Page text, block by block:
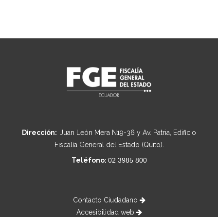
Dirección: Juan León Mera N19-36 y Av. Patria, Edificio
Fiscalía General del Estado (Quito).
Teléfono: 02 3985 800
Contacto Ciudadano
Accesibilidad web